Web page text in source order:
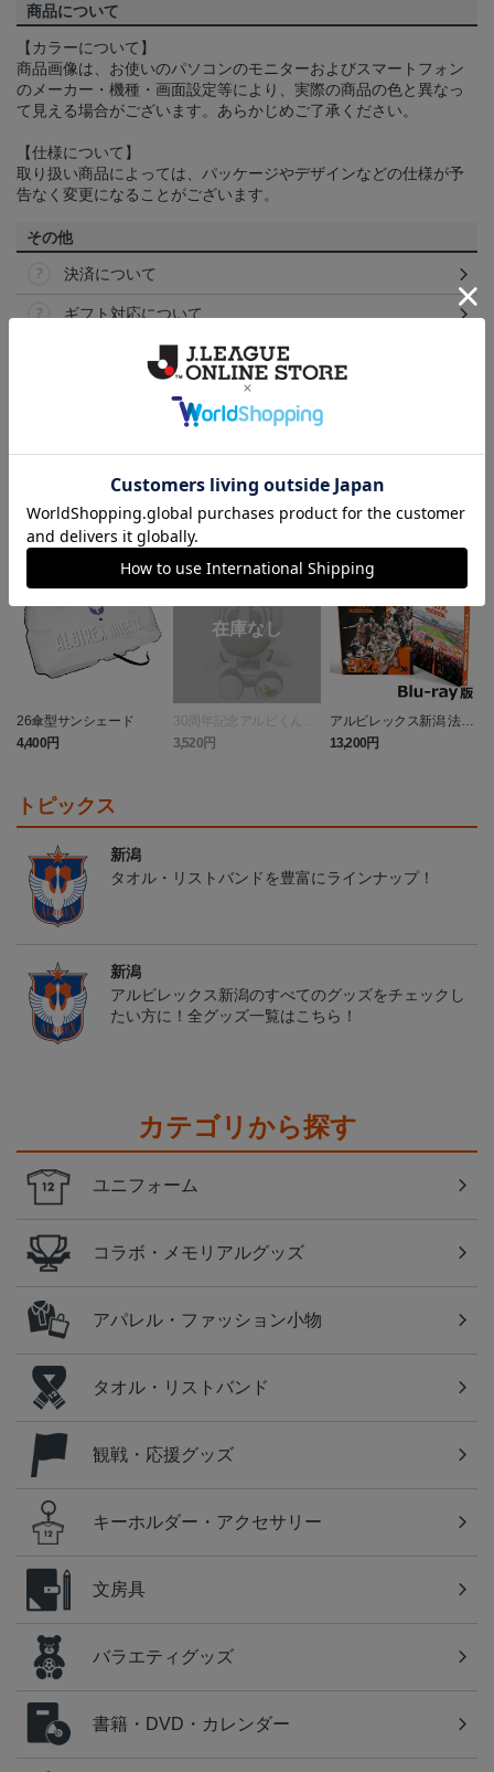
商品について
【カラーについて】
商品画像は、お使いのパソコンのモニターおよびスマートフォン
のメーカー・機種・画面設定等により、実際の商品の色と異なっ
て見える場合がございます。あらかじめご了承ください。
【仕様について】
取り扱い商品によっては、パッケージやデザインなどの仕様が予
告なく変更になることがございます。
その他
決済について
ギフト対応について
ランキング
26傘型サンシェード
4,400円
30周年記念アルビくんぬ
いぐるみ
3,520円
アルビレックス新潟 法人
設立30周年記念 アイシ
テルニイガタ ―受け継が
13,200円
トピックス
新潟
タオル・リストバンドを豊富にラインナップ！
新潟
アルビレックス新潟のすべてのグッズをチェックし
たい方に！全グッズ一覧はこちら！
カテゴリから探す
ユニフォーム
コラボ・メモリアルグッズ
アパレル・ファッション小物
タオル・リストバンド
観戦・応援グッズ
キーホルダー・アクセサリー
文房具
バラエティグッズ
書籍・DVD・カレンダー